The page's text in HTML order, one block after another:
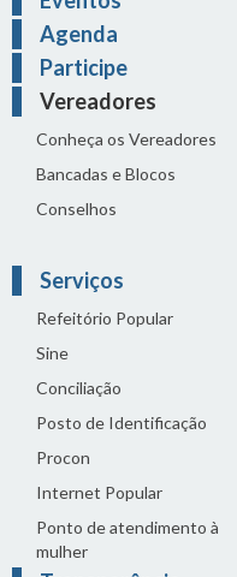
Agenda
Participe
Vereadores
Conheça os Vereadores
Bancadas e Blocos
Conselhos
Serviços
Refeitório Popular
Sine
Conciliação
Posto de Identificação
Procon
Internet Popular
Ponto de atendimento à
mulher